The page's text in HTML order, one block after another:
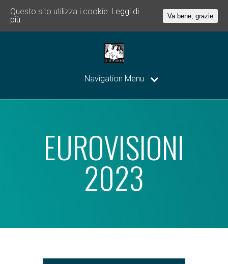
Navigation Menu
EUROVISIONI
2023
Questo sito utilizza i cookie: Leggi di
più.
Va bene, grazie